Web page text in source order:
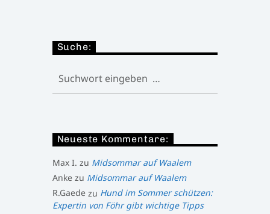
Suche:
Neueste Kommentare:
Max I. zu Midsommar auf Waalem
Ankezu Midsommar auf Waalem
R.Gaedezu Hund im Sommer schützen:
Expertin von Föhr gibt wichtige Tipps